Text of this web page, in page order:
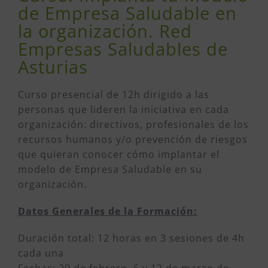
de Empresa Saludable en
la organización. Red
Empresas Saludables de
Asturias
Curso presencial de 12h dirigido a las
personas que lideren la iniciativa en cada
organización: directivos, profesionales de los
recursos humanos y/o prevención de riesgos
que quieran conocer cómo implantar el
modelo de Empresa Saludable en su
organización.
Datos Generales de la Formación:
Duración total: 12 horas en 3 sesiones de 4h
cada una